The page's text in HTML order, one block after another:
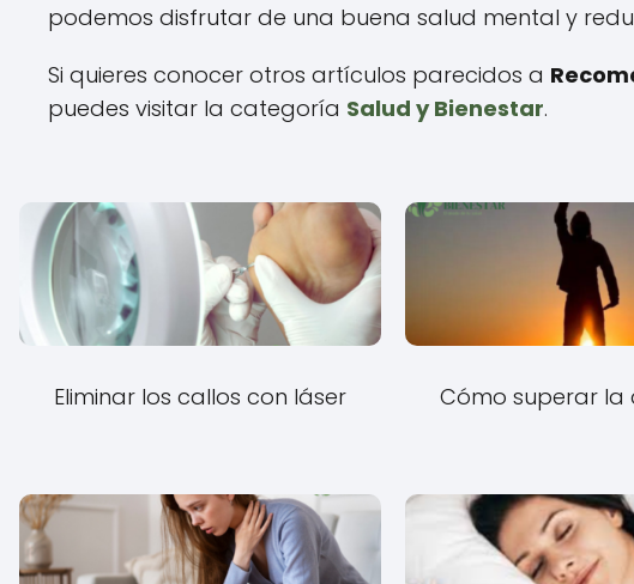
podemos disfrutar de una buena salud mental y
Si quieres conocer otros artículos parecidos a
puedes visitar la categoría Salud y Bienestar.
Eliminar los callos con láser Cómo superar la